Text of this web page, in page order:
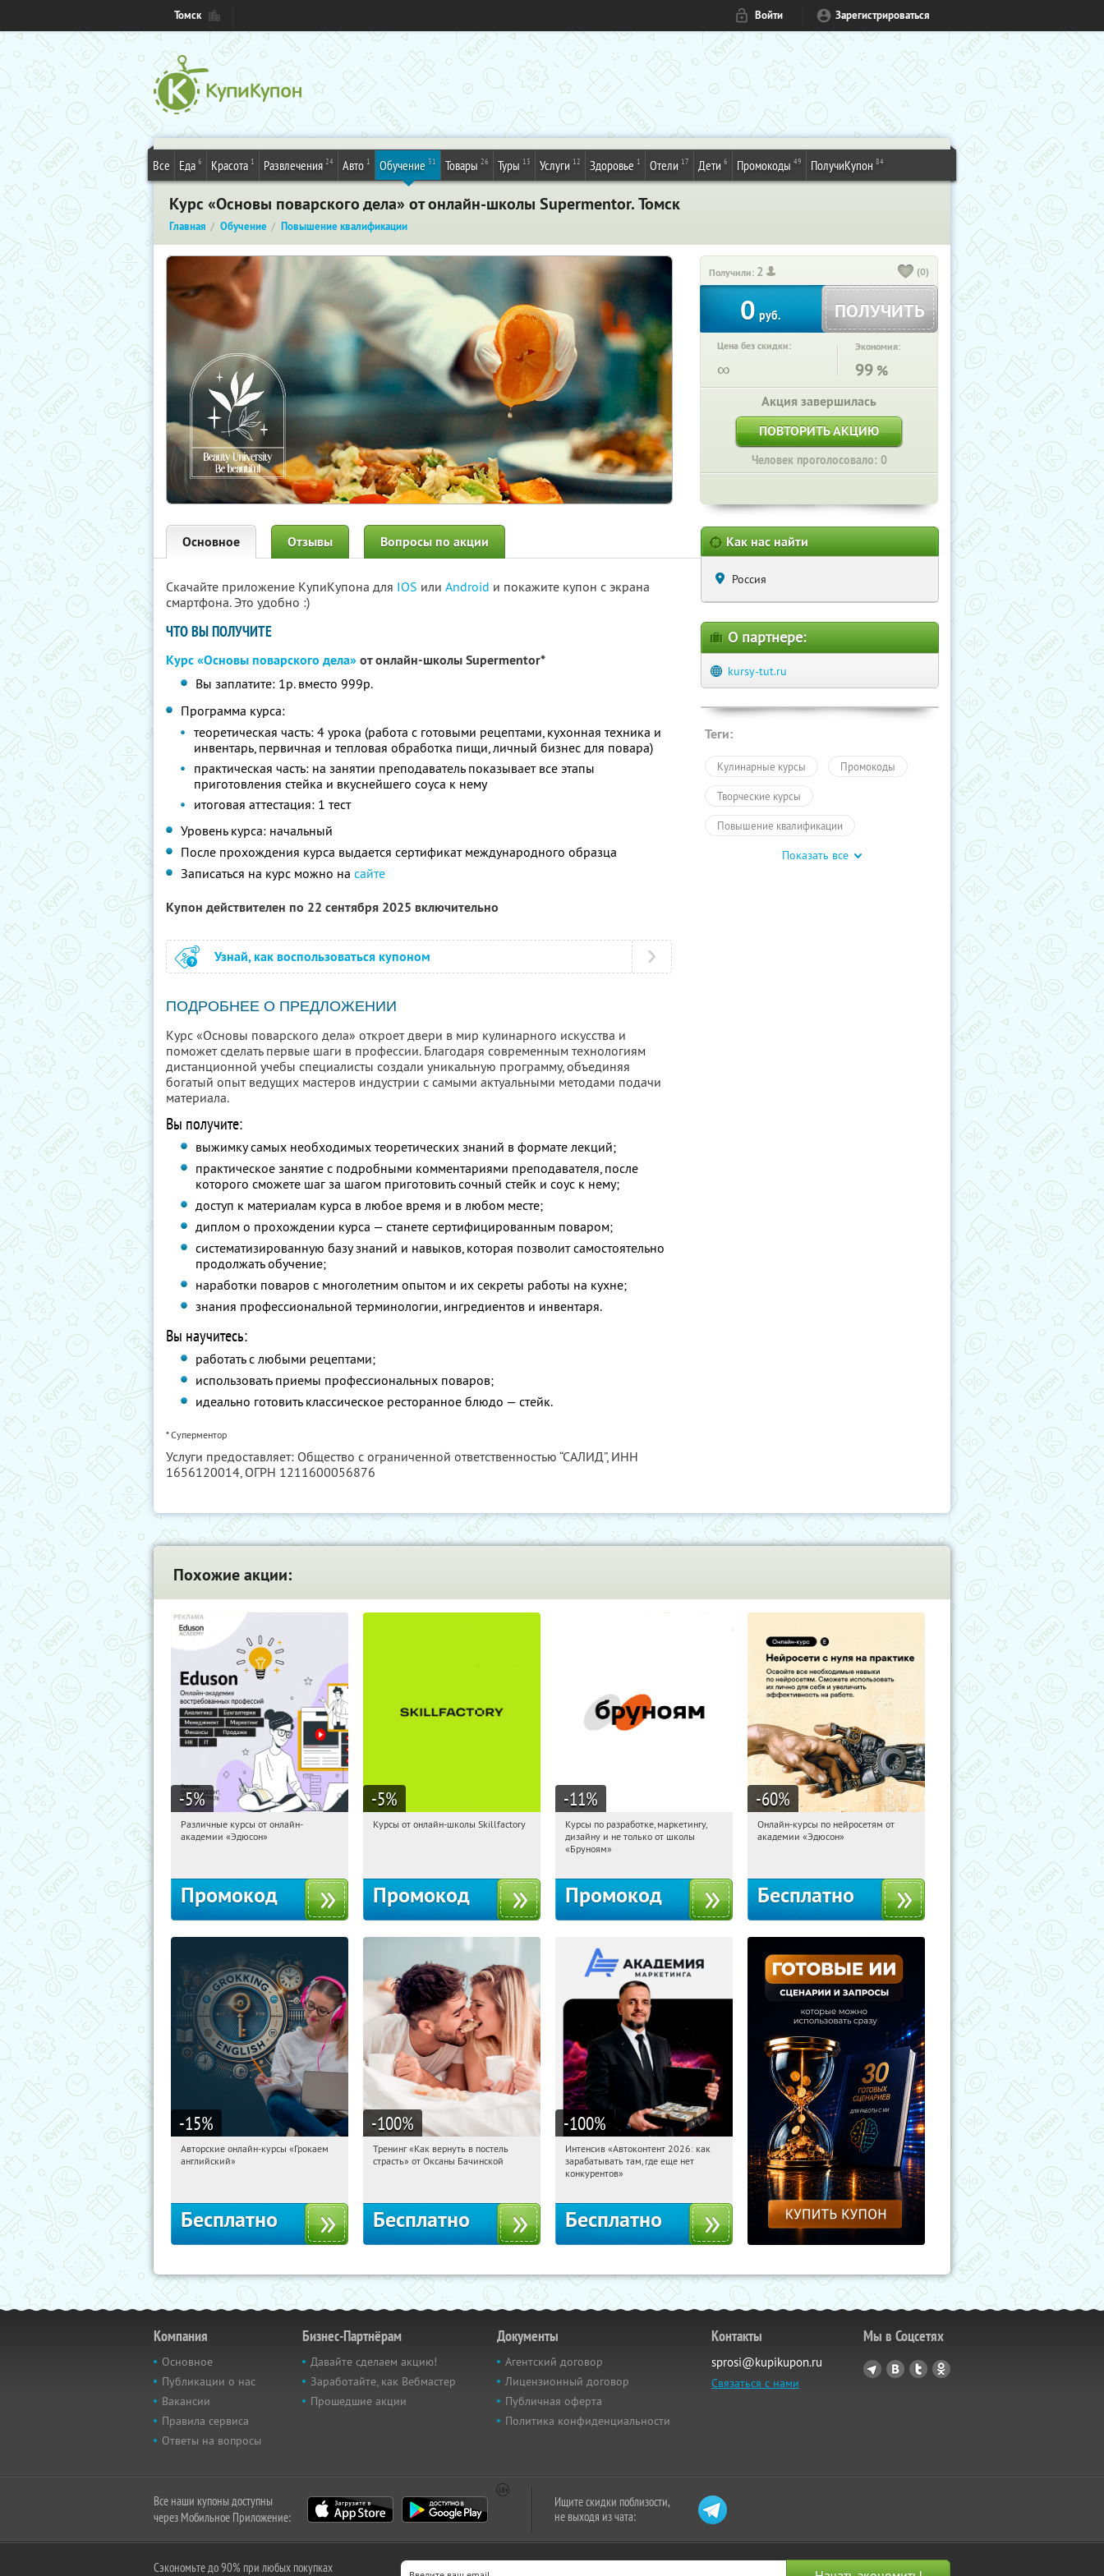
Томск Войти Зарегистрироваться
Все Еда 6 Красота 1 Развлечения 24 Авто 1 Обучение 31 Товары 26 Туры 13 Услуги 12 Здоровье 1 Отели 17 Дети 6 Промокоды 49 ПолучиКупон 84
Курс «Основы поварского дела» от онлайн-школы Supermentor. Томск
Главная Обучение Повышение квалификации
Получили: 2 (0)
0 руб. ПОЛУЧИТЬ
Цена без скидки:
∞
Экономия:
99 %
Акция завершилась
ПОВТОРИТЬ АКЦИЮ
Человек проголосовало: 0
Основное Отзывы Вопросы по акции
Скачайте приложение КупиКупона для IOS или Android и покажите купон с экрана
смартфона. Это удобно :)
ЧТО ВЫ ПОЛУЧИТЕ
Курс «Основы поварского дела»от онлайн-школы Supermentor*
Вы заплатите: 1р. вместо 999р.
Программа курса:
теоретическая часть: 4 урока (работа с готовыми рецептами, кухонная техника и
инвентарь, первичная и тепловая обработка пищи, личный бизнес для повара)
практическая часть: на занятии преподаватель показывает все этапы
приготовления стейка и вкуснейшего соуса к нему
итоговая аттестация: 1 тест
Уровень курса: начальный
После прохождения курса выдается сертификат международного образца
Записаться на курс можно на сайте
Купон действителен по 22 сентября 2025 включительно
Узнай, как воспользоваться купоном
ПОДРОБНЕЕ О ПРЕДЛОЖЕНИИ
Курс «Основы поварского дела» откроет двери в мир кулинарного искусства и
поможет сделать первые шаги в профессии. Благодаря современным технологиям
дистанционной учебы специалисты создали уникальную программу, объединяя
богатый опыт ведущих мастеров индустрии с самыми актуальными методами подачи
материала.
Вы получите:
выжимку самых необходимых теоретических знаний в формате лекций;
практическое занятие с подробными комментариями преподавателя, после
которого сможете шаг за шагом приготовить сочный стейк и соус к нему;
доступ к материалам курса в любое время и в любом месте;
диплом о прохождении курса — станете сертифицированным поваром;
систематизированную базу знаний и навыков, которая позволит самостоятельно
продолжать обучение;
наработки поваров с многолетним опытом и их секреты работы на кухне;
знания профессиональной терминологии, ингредиентов и инвентаря.
Вы научитесь:
работать с любыми рецептами;
использовать приемы профессиональных поваров;
идеально готовить классическое ресторанное блюдо — стейк.
* Суперментор
Услуги предоставляет: Общество с ограниченной ответственностью “САЛИД”, ИНН
1656120014, ОГРН 1211600056876
Как нас найти
Россия
О партнере:
kursy-tut.ru
Теги:
Кулинарные курсы Промокоды
Творческие курсы
Повышение квалификации
ПолучиКупон
Показать все
Похожие акции:
-5%
06:49:52 Получили:
Различные курсы от онлайн-
академии «Эдюсон»
Промокод
-5%
06:49:52
Получи первым!
Курсы от онлайн-школы Skillfactory
Промокод
-11%
06:49:52
Получи первым!
Россия
Курсы по разработке, маркетингу,
дизайну и не только от школы
«Бруноям»
Промокод
-60%
06:49:52 Получили:
Онлайн-курсы по нейросетям от
академии «Эдюсон»
Бесплатно
-15%
06:49:52 Получили:
Авторские онлайн-курсы «Грокаем
английский»
Бесплатно
-100%
06:49:52 Получили:
Тренинг «Как вернуть в постель
страсть» от Оксаны Бачинской
Бесплатно
-100%
06:49:52 Получили:
Россия
Интенсив «Автоконтент 2026: как
зарабатывать там, где еще нет
конкурентов»
Бесплатно
Компания
Основное
Публикации о нас
Вакансии
Правила сервиса
Ответы на вопросы
Бизнес-Партнёрам
Давайте сделаем акцию!
Заработайте, как Вебмастер
Прошедшие акции
Документы
Агентский договор
Лицензионный договор
Публичная оферта
Политика конфиденциальности
Контакты
sprosi@kupikupon.ru
Связаться с нами
Мы в Соцсетях
Все наши купоны доступны
через Мобильное Приложение:
Ищите скидки поблизости,
не выходя из чата:
Сэкономьте до 90% при любых покупках